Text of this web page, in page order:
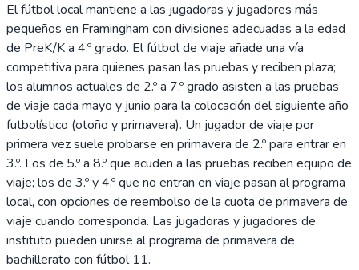
El fútbol local mantiene a las jugadoras y jugadores más
pequeños en Framingham con divisiones adecuadas a la edad
de PreK/K a 4.º grado. El fútbol de viaje añade una vía
competitiva para quienes pasan las pruebas y reciben plaza;
los alumnos actuales de 2.º a 7.º grado asisten a las pruebas
de viaje cada mayo y junio para la colocación del siguiente año
futbolístico (otoño y primavera). Un jugador de viaje por
primera vez suele probarse en primavera de 2.º para entrar en
3.º. Los de 5.º a 8.º que acuden a las pruebas reciben equipo de
viaje; los de 3.º y 4.º que no entran en viaje pasan al programa
local, con opciones de reembolso de la cuota de primavera de
viaje cuando corresponda. Las jugadoras y jugadores de
instituto pueden unirse al programa de primavera de
bachillerato con fútbol 11.